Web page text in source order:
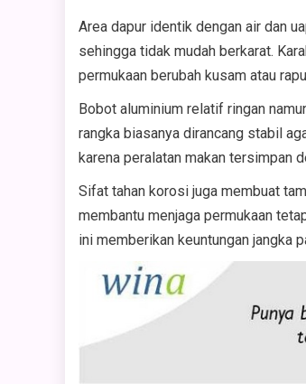
Area dapur identik dengan air dan
sehingga tidak mudah berkarat.
permukaan berubah kusam atau
Bobot aluminium relatif ringan
rangka biasanya dirancang stabil
karena peralatan makan tersimpan
Sifat tahan korosi juga membuat
membantu menjaga permukaan
ini memberikan keuntungan jangka